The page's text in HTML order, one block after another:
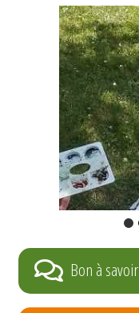
Bon à savoir